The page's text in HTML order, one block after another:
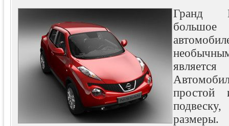
Гранд
простой
размеры.